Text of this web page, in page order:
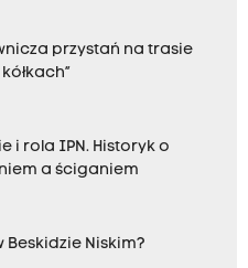
przystań na trasie
i rola IPN. Historyk o
a ściganiem
Beskidzie Niskim?